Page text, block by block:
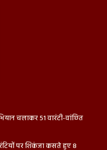
चलाकर 51 वारंटी-वांछित
पर शिकंजा कसते हुए 8